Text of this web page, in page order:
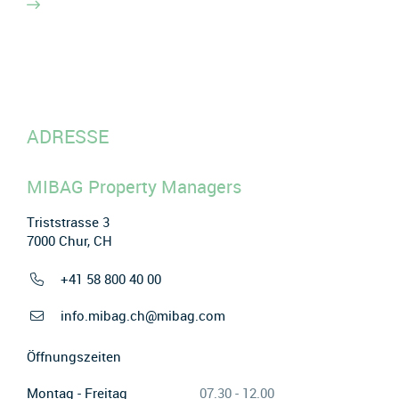
ADRESSE
MIBAG Property Managers
Triststrasse 3
7000 Chur, CH
+41 58 800 40 00
info.mibag.ch@mibag.com
Öffnungszeiten
Montag - Freitag
07.30 - 12.00